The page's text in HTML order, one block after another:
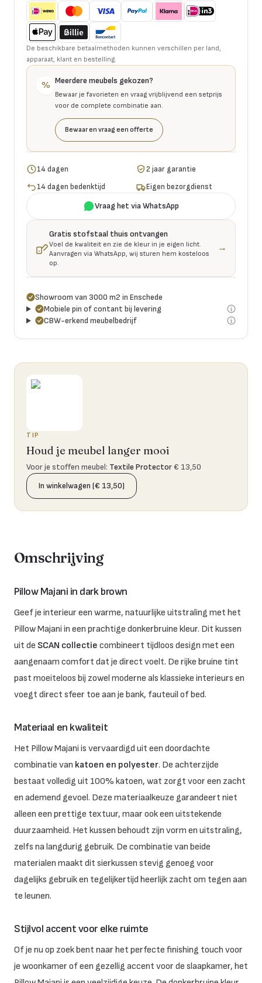
De beschikbare betaalmethoden kunnen verschillen per land,
apparaat, klant en bestelling.
% Meerdere meubels gekozen?
Bewaar je favorieten en vraag vrijblijvend een setprijs
voor de complete combinatie aan.
Bewaar en vraag een offerte
14 dagen
2 jaar garantie
14 dagen bedenktijd
Eigen bezorgdienst
Vraag het via WhatsApp
Gratis stofstaal thuis ontvangen
Voel de kwaliteit en zie de kleur in je eigen licht.
Aanvragen via WhatsApp, wij sturen hem kosteloos
op.
→
Showroom van 3000 m2 in Enschede
Mobiele pin of contant bij levering
CBW-erkend meubelbedrijf
TIP
Houd je meubel langer mooi
Voor je stoffen meubel: Textile Protector€ 13,50
In winkelwagen (€ 13,50)
Omschrijving
Pillow Majani in dark brown
Geef je interieur een warme, natuurlijke uitstraling met het
Pillow Majani in een prachtige donkerbruine kleur. Dit kussen
uit de SCAN collectie combineert tijdloos design met een
aangenaam comfort dat je direct voelt. De rijke bruine tint
past moeiteloos bij zowel moderne als klassieke interieurs en
voegt direct sfeer toe aan je bank, fauteuil of bed.
Materiaal en kwaliteit
Het Pillow Majani is vervaardigd uit een doordachte
combinatie van katoen en polyester. De achterzijde
bestaat volledig uit 100% katoen, wat zorgt voor een zacht
en ademend gevoel. Deze materiaalkeuze garandeert niet
alleen een prettige textuur, maar ook een uitstekende
duurzaamheid. Het kussen behoudt zijn vorm en uitstraling,
zelfs na langdurig gebruik. De combinatie van beide
materialen maakt dit sierkussen stevig genoeg voor
dagelijks gebruik en tegelijkertijd heerlijk zacht om tegen aan
te leunen.
Stijlvol accent voor elke ruimte
Of je nu op zoek bent naar het perfecte finishing touch voor
je woonkamer of een gezellig accent voor de slaapkamer, het